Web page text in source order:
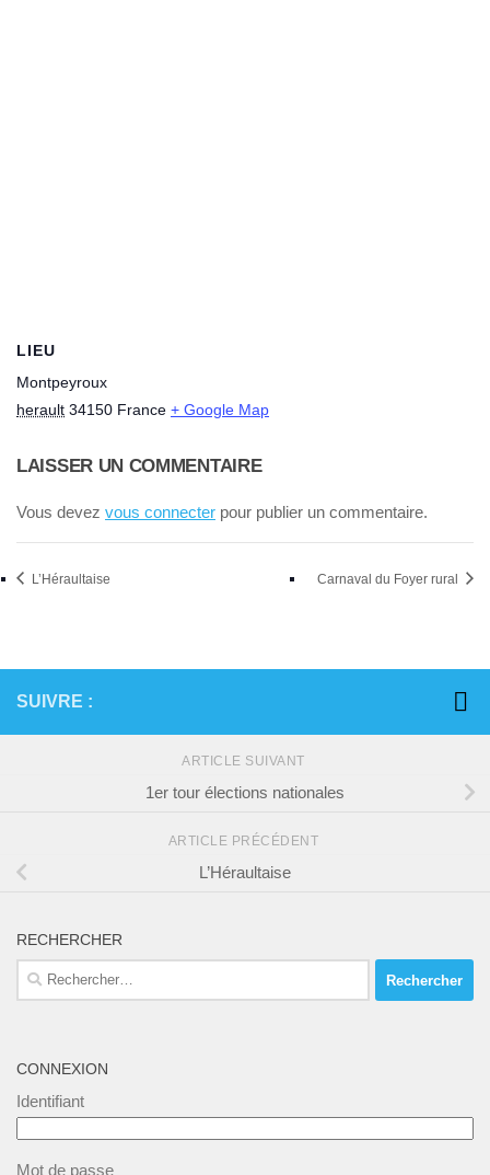
LIEU
Montpeyroux
herault 34150 France + Google Map
LAISSER UN COMMENTAIRE
Vous devez vous connecter pour publier un commentaire.
L’Héraultaise Carnaval du Foyer rural
SUIVRE :
ARTICLE SUIVANT
1er tour élections nationales
ARTICLE PRÉCÉDENT
L’Héraultaise
RECHERCHER
Rechercher :
CONNEXION
Identifiant
Mot de passe